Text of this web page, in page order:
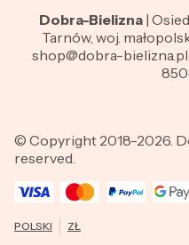
Dobra-Bielizna |
Tarnów, woj.
shop@dobra-bielizna.pl
© Copyright 2018-2026.
reserved.
POLSKI ZŁ